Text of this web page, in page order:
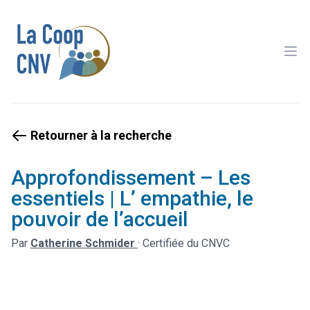
Retourner à la recherche
Approfondissement – Les
essentiels | L’ empathie, le
pouvoir de l’accueil
Par Catherine Schmider · Certifiée du CNVC